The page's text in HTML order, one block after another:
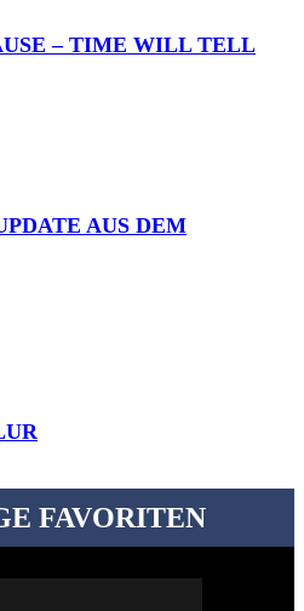
– TIME WILL TELL
AUS DEM
FAVORITEN